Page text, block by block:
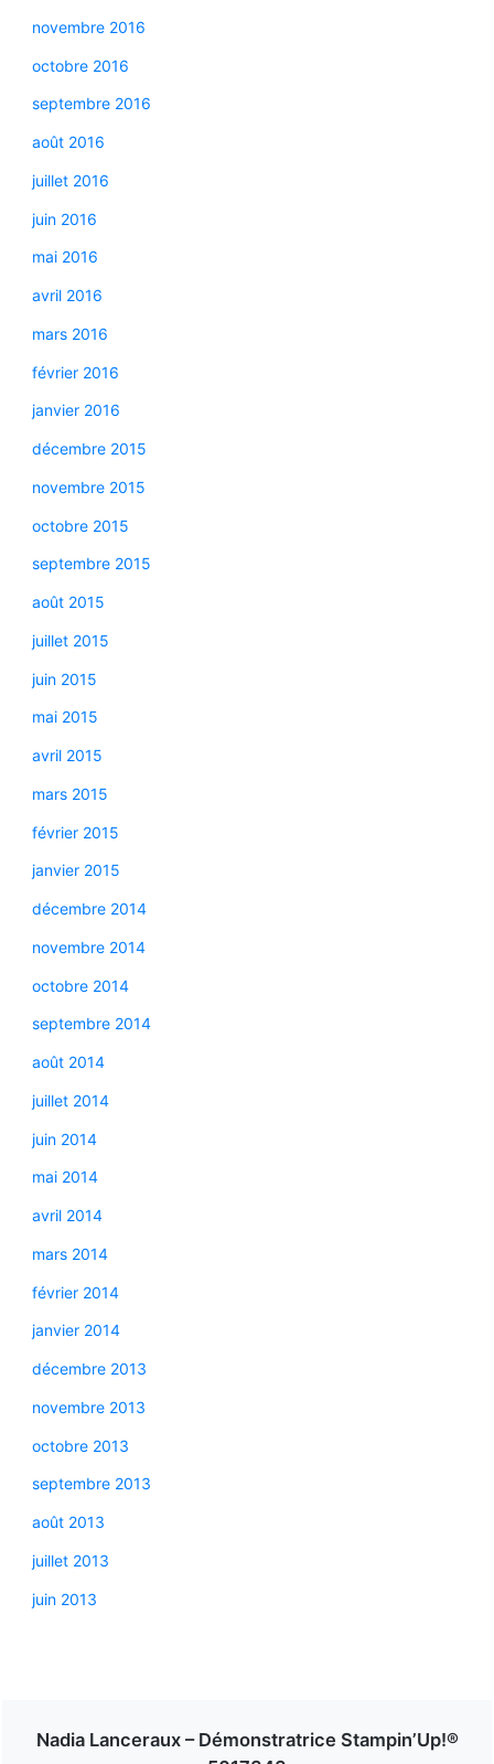
novembre 2016
octobre 2016
septembre 2016
août 2016
juillet 2016
juin 2016
mai 2016
avril 2016
mars 2016
février 2016
janvier 2016
décembre 2015
novembre 2015
octobre 2015
septembre 2015
août 2015
juillet 2015
juin 2015
mai 2015
avril 2015
mars 2015
février 2015
janvier 2015
décembre 2014
novembre 2014
octobre 2014
septembre 2014
août 2014
juillet 2014
juin 2014
mai 2014
avril 2014
mars 2014
février 2014
janvier 2014
décembre 2013
novembre 2013
octobre 2013
septembre 2013
août 2013
juillet 2013
juin 2013
Nadia Lanceraux – Démonstratrice Stampin’Up!®